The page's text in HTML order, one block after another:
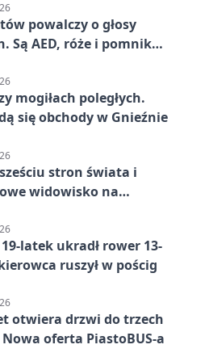
powalczy o głosy
Są AED, róże i pomnik
mogiłach poległych.
się obchody w Gnieźnie
stron świata i
widowisko na
latek ukradł rower 13-
ruszył w pościg
otwiera drzwi do trzech
oferta PiastoBUS-a